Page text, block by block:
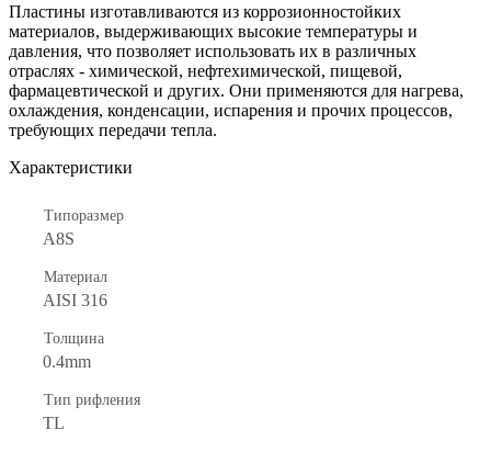
Пластины изготавливаются из коррозионностойких
материалов, выдерживающих высокие температуры и
давления, что позволяет использовать их в различных
отраслях - химической, нефтехимической, пищевой,
фармацевтической и других. Они применяются для нагрева,
охлаждения, конденсации, испарения и прочих процессов,
требующих передачи тепла.
Характеристики
Типоразмер
A8S
Материал
AISI 316
Толщина
0.4mm
Тип рифления
TL